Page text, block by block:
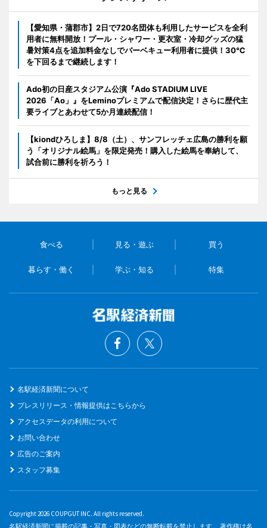
【愛知県・蒲郡市】2日で720名団体も利用したサービスを全利
用者に無料開放！プール・シャワー・更衣室・冷却グッズの猛
暑対策4点を追加料金なしでバーベキュー利用者に提供！30℃
を下回るまで継続します！
Ado初の日産スタジアム公演『Ado STADIUM LIVE
2026「Ao」』をLeminoプレミアムで配信決定！さらに歴代主
要ライブとあわせて5か月連続配信！
【kiondひろしま】8/8（土）、サンフレッチェ広島の勝利を願
う「オリジナル絵馬」を限定発売！購入した絵馬を奉納して、
試合前に勝利を祈ろう！
もっと見る
食べる 見る・遊ぶ 買う
暮らす・働く 学ぶ・知る 特集
名駅経済新聞について
プレスリリース・情報提供はこちらから
アクセスデータの利用について
お問い合わせ
広告のご案内
スタッフ募集
Copyright 2026 COUPGUT INC. All rights reserved.